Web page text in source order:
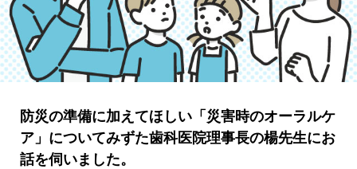
防災の準備に加えてほしい「災害時のオーラルケ
ア」についてみずた歯科医院理事長の楊先生にお
話を伺いました。